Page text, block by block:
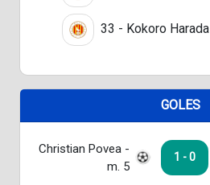
33 - Kokoro Harada
GOLES
Christian Povea -
m. 5
1 - 0